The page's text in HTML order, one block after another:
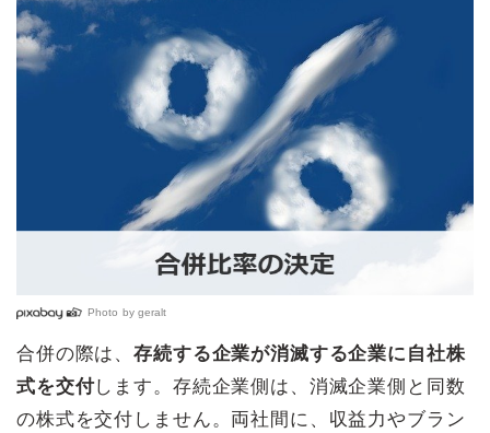
Photo by geralt
合併の際は、存続する企業が消滅する企業に自社株
式を交付します。存続企業側は、消滅企業側と同数
の株式を交付しません。両社間に、収益力やブラン